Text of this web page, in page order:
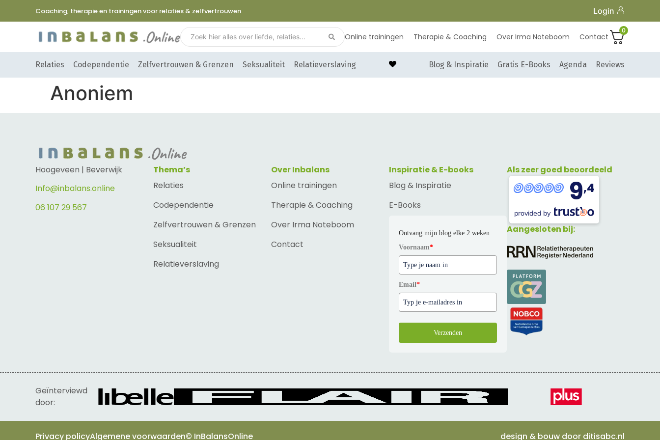
Coaching, therapie en trainingen voor relaties & zelfvertrouwen Login
Online trainingen Therapie & Coaching Over Irma Noteboom Contact
0
Relaties Codependentie Zelfvertrouwen & Grenzen Seksualiteit Relatieverslaving Blog & Inspiratie Gratis E-Books Agenda Reviews
Anoniem
Hoogeveen | Beverwijk
Info@inbalans.online
06 107 29 567
Thema’s
Relaties
Codependentie
Zelfvertrouwen & Grenzen
Seksualiteit
Relatieverslaving
Over Inbalans
Online trainingen
Therapie & Coaching
Over Irma Noteboom
Contact
Inspiratie & E-books
Blog & Inspiratie
E-Books
Ontvang mijn blog elke 2 weken
Voornaam*
Email*
Verzenden
Als zeer goed beoordeeld
9,4
provided by
Aangesloten bij:
Geïnterviewd
door:
Privacy policyAlgemene voorwaarden© InBalansOnline design & bouw door ditisabc.nl